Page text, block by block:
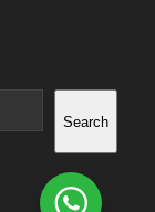
Search